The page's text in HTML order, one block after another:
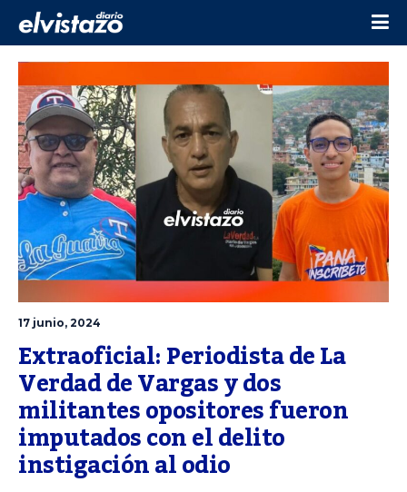
17 junio, 2024
Extraoficial: Periodista de La
Verdad de Vargas y dos
militantes opositores fueron
imputados con el delito
instigación al odio